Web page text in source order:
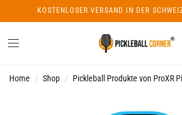
KOSTENLOSER VERSAND IN DER
Home / Shop / Pickleball Produkte von ProXR